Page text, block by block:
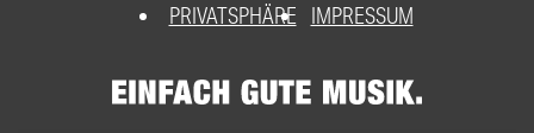
PRIVATSPHÄRE
IMPRESSUM